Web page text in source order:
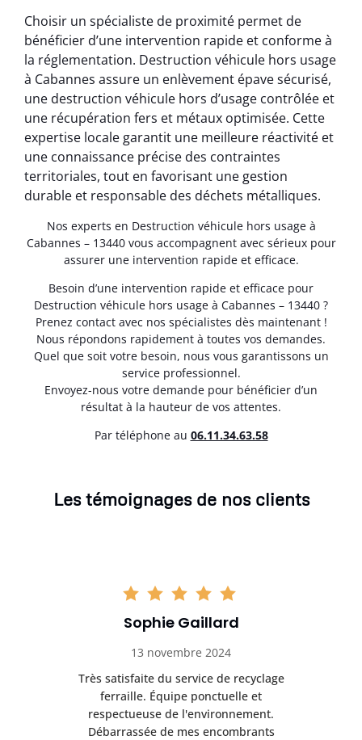
Choisir un spécialiste de proximité permet de
bénéficier d’une intervention rapide et conforme à
la réglementation. Destruction véhicule hors usage
à Cabannes assure un enlèvement épave sécurisé,
une destruction véhicule hors d’usage contrôlée et
une récupération fers et métaux optimisée. Cette
expertise locale garantit une meilleure réactivité et
une connaissance précise des contraintes
territoriales, tout en favorisant une gestion
durable et responsable des déchets métalliques.
Nos experts en Destruction véhicule hors usage à
Cabannes – 13440 vous accompagnent avec sérieux pour
assurer une intervention rapide et efficace.
Besoin d’une intervention rapide et efficace pour
Destruction véhicule hors usage à Cabannes – 13440 ?
Prenez contact avec nos spécialistes dès maintenant !
Nous répondons rapidement à toutes vos demandes.
Quel que soit votre besoin, nous vous garantissons un
service professionnel.
Envoyez-nous votre demande pour bénéficier d’un
résultat à la hauteur de vos attentes.
Par téléphone au 06.11.34.63.58
Les témoignages de nos clients
Sophie Gaillard
13 novembre 2024
Très satisfaite du service de recyclage
ferraille. Équipe ponctuelle et
respectueuse de l'environnement.
Débarrassée de mes encombrants